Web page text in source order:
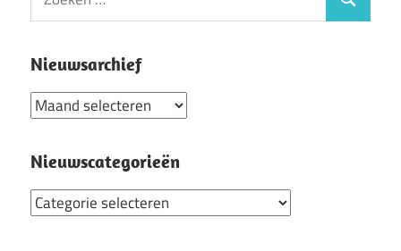
naar:
Zoeken
Nieuwsarchief
Nieuwsarchief
Nieuwscategorieën
Nieuwscategorieën